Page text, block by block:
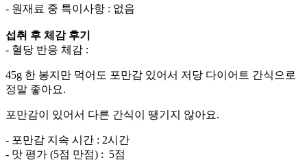
- 원재료 중 특이사항 : 없음
섭취 후 체감 후기
- 혈당 반응 체감 :
45g 한 봉지만 먹어도 포만감 있어서 저당 다이어트 간식으로
정말 좋아요.
포만감이 있어서 다른 간식이 땡기지 않아요.
- 포만감 지속 시간 : 2시간
- 맛 평가 (5점 만점) : 5점